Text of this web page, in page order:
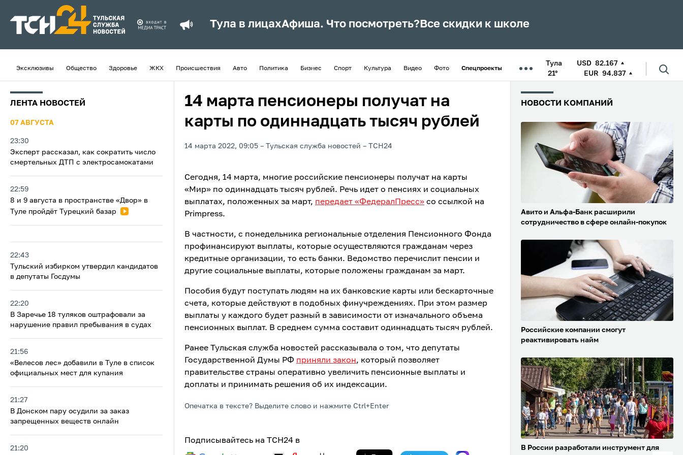
Тула в лицахАфиша. Что посмотреть? Все скидки к школе
Эксклюзивы Общество Здоровье ЖКХ Происшествия Авто Политика Бизнес Спорт Культура Видео Фото Спецпроекты
Тула
21°
USD 82.167
EUR 94.837
ЛЕНТА НОВОСТЕЙ
07 АВГУСТА
23:30
Эксперт рассказал, как сократить число
смертельных ДТП с электросамокатами
22:59
8 и 9 августа в пространстве «Двор» в
Туле пройдёт Турецкий базар
22:43
Тульский избирком утвердил кандидатов
в депутаты Госдумы
22:20
В Заречье 18 туляков оштрафовали за
нарушение правил пребывания в судах
21:56
«Велесов лес» добавили в Туле в список
официальных мест для купания
21:27
В Донском пару осудили за заказ
запрещенных веществ онлайн
21:20
14 марта пенсионеры получат на
карты по одиннадцать тысяч рублей
14 марта 2022, 09:05 Тульская служба новостей ТСН24
Сегодня, 14 марта, многие российские пенсионеры получат на карты
«Мир» по одиннадцать тысяч рублей. Речь идет о пенсиях и социальных
выплатах, положенных за март, передает «ФедералПресс» со ссылкой на
Primpress.
В частности, с понедельника региональные отделения Пенсионного Фонда
профинансируют выплаты, которые осуществляются гражданам через
кредитные организации, то есть банки. Ведомство перечислит пенсии и
другие социальные выплаты, которые положены гражданам за март.
Пособия будут поступать людям на их банковские карты или бескарточные
счета, которые действуют в подобных финучреждениях. При этом размер
выплаты у каждого будет разный в зависимости от изначального объема
пенсионных выплат. В среднем сумма составит одиннадцать тысяч рублей.
Ранее Тульская служба новостей рассказывала о том, что депутаты
Государственной Думы РФ приняли закон, который позволяет
правительстве страны оперативно увеличить пенсионные выплаты и
доплаты и принимать решения об их индексации.
Опечатка в тексте? Выделите слово и нажмите Ctrl+Enter
Подписывайтесь на ТСН24 в
НОВОСТИ КОМПАНИЙ
Авито и Альфа-Банк расширили
сотрудничество в сфере онлайн-покупок
Российские компании смогут
реактивировать найм
В России разработали инструмент для